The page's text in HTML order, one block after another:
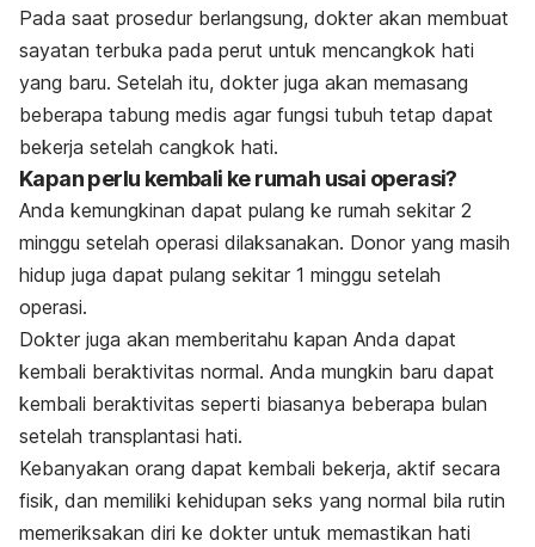
Pada saat prosedur berlangsung, dokter akan membuat
sayatan terbuka pada perut untuk mencangkok hati
yang baru. Setelah itu, dokter juga akan memasang
beberapa tabung medis agar fungsi tubuh tetap dapat
bekerja setelah cangkok hati.
Kapan perlu kembali ke rumah usai operasi?
Anda kemungkinan dapat pulang ke rumah sekitar 2
minggu setelah operasi dilaksanakan. Donor yang masih
hidup juga dapat pulang sekitar 1 minggu setelah
operasi.
Dokter juga akan memberitahu kapan Anda dapat
kembali beraktivitas normal. Anda mungkin baru dapat
kembali beraktivitas seperti biasanya beberapa bulan
setelah transplantasi hati.
Kebanyakan orang dapat kembali bekerja, aktif secara
fisik, dan memiliki kehidupan seks yang normal bila rutin
memeriksakan diri ke dokter untuk memastikan hati